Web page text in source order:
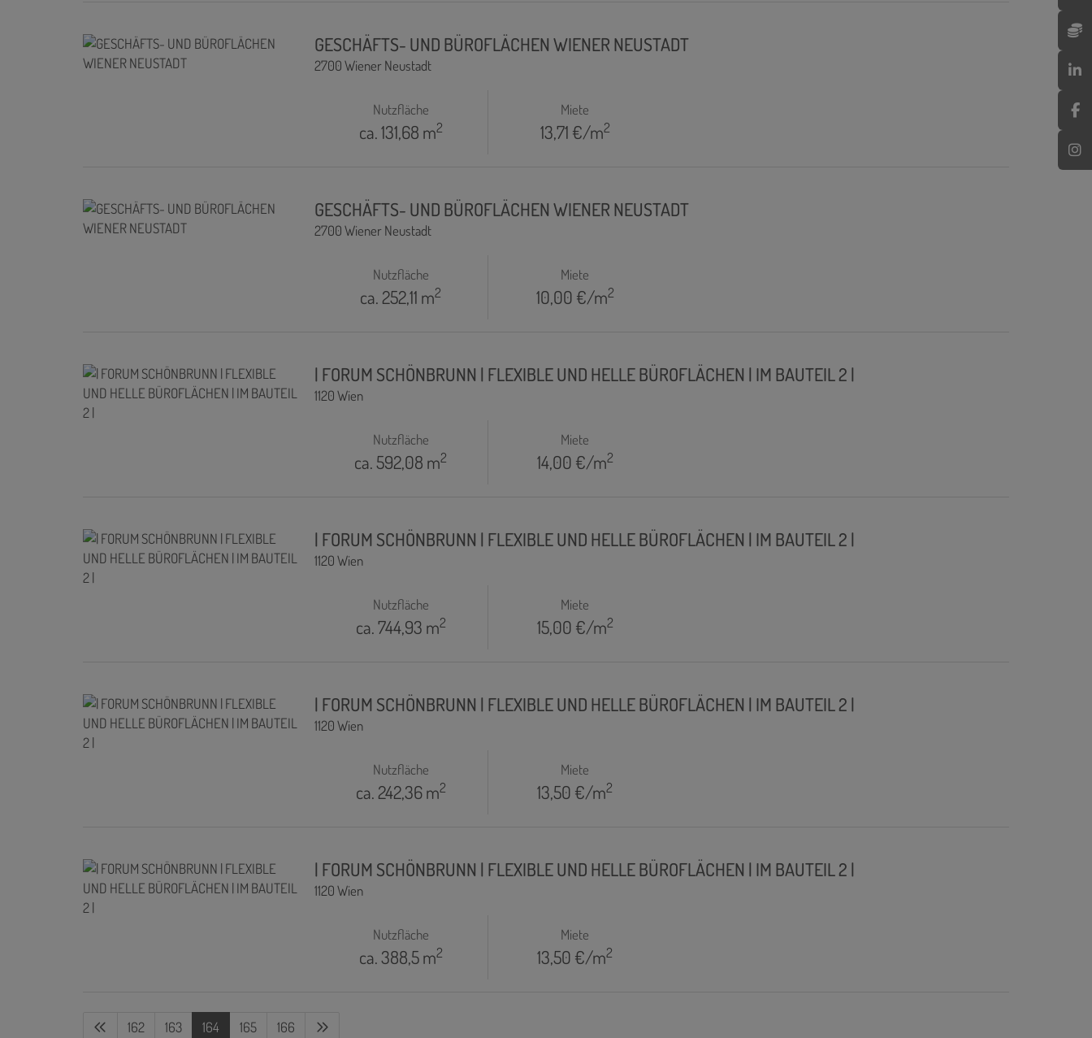
GESCHÄFTS- UND BÜROFLÄCHEN WIENER NEUSTADT
2700 Wiener Neustadt
Nutzfläche
ca. 131,68 m2
Miete
13,71 €/m2
GESCHÄFTS- UND BÜROFLÄCHEN WIENER NEUSTADT
2700 Wiener Neustadt
Nutzfläche
ca. 252,11 m2
Miete
10,00 €/m2
| FORUM SCHÖNBRUNN | FLEXIBLE UND HELLE BÜROFLÄCHEN | IM BAUTEIL 2 |
1120 Wien
Nutzfläche
ca. 592,08 m2
Miete
14,00 €/m2
| FORUM SCHÖNBRUNN | FLEXIBLE UND HELLE BÜROFLÄCHEN | IM BAUTEIL 2 |
1120 Wien
Nutzfläche
ca. 744,93 m2
Miete
15,00 €/m2
| FORUM SCHÖNBRUNN | FLEXIBLE UND HELLE BÜROFLÄCHEN | IM BAUTEIL 2 |
1120 Wien
Nutzfläche
ca. 242,36 m2
Miete
13,50 €/m2
| FORUM SCHÖNBRUNN | FLEXIBLE UND HELLE BÜROFLÄCHEN | IM BAUTEIL 2 |
1120 Wien
Nutzfläche
ca. 388,5 m2
Miete
13,50 €/m2
162 163 164 165 166